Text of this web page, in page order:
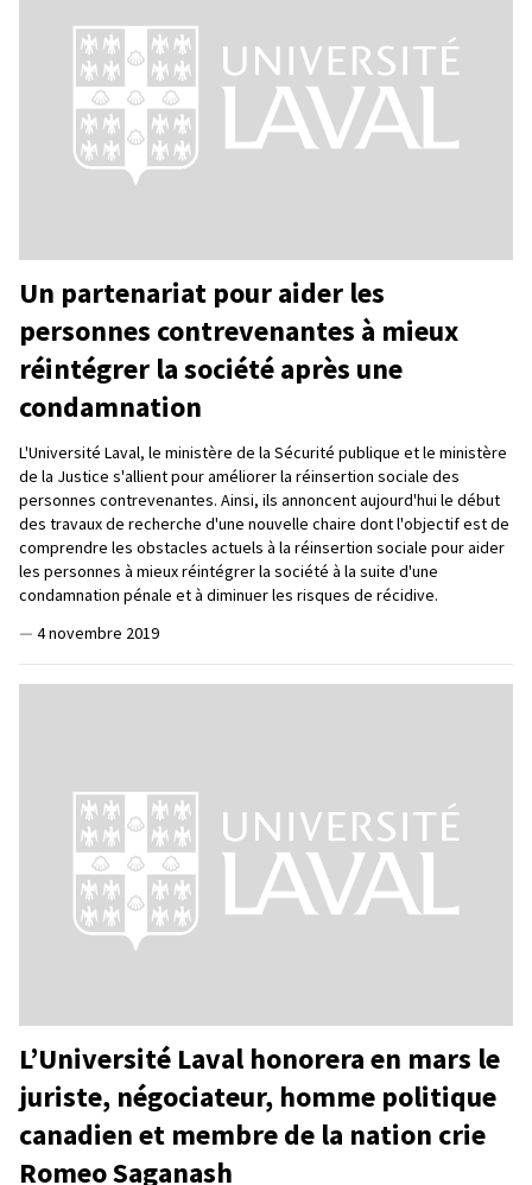
Un partenariat pour aider les
personnes contrevenantes à mieux
réintégrer la société après une
condamnation
L'Université Laval, le ministère de la Sécurité publique et le ministère
de la Justice s'allient pour améliorer la réinsertion sociale des
personnes contrevenantes. Ainsi, ils annoncent aujourd'hui le début
des travaux de recherche d'une nouvelle chaire dont l'objectif est de
comprendre les obstacles actuels à la réinsertion sociale pour aider
les personnes à mieux réintégrer la société à la suite d'une
condamnation pénale et à diminuer les risques de récidive.
— 4 novembre 2019
L’Université Laval honorera en mars le
juriste, négociateur, homme politique
canadien et membre de la nation crie
Romeo Saganash